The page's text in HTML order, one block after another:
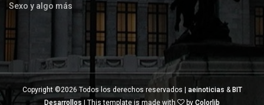
Sexo y algo más
Copyright ©2026 Todos los derechos reservados | aeinoticias & BIT
Desarrollos | This template is made with by Colorlib